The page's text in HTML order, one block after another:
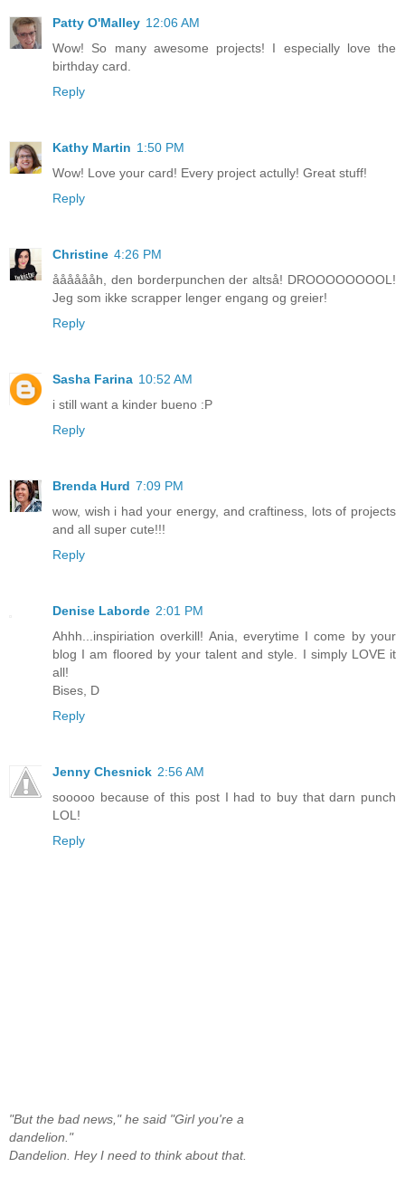
Patty O'Malley 12:06 AM
Wow! So many awesome projects! I especially love the
birthday card.
Reply
Kathy Martin 1:50 PM
Wow! Love your card! Every project actully! Great stuff!
Reply
Christine 4:26 PM
ååååååh, den borderpunchen der altså! DROOOOOOOOL!
Jeg som ikke scrapper lenger engang og greier!
Reply
Sasha Farina 10:52 AM
i still want a kinder bueno :P
Reply
Brenda Hurd 7:09 PM
wow, wish i had your energy, and craftiness, lots of projects
and all super cute!!!
Reply
Denise Laborde 2:01 PM
Ahhh...inspiriation overkill! Ania, everytime I come by your
blog I am floored by your talent and style. I simply LOVE it
all!
Bises, D
Reply
Jenny Chesnick 2:56 AM
sooooo because of this post I had to buy that darn punch
LOL!
Reply
"But the bad news," he said "Girl you're a
dandelion."
Dandelion. Hey I need to think about that.